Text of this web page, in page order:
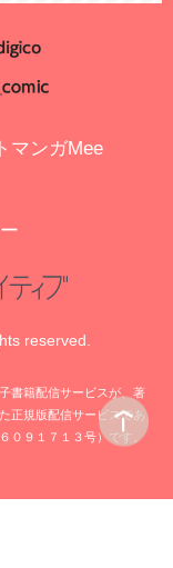
マンガMee
reserved.
書籍配信サービスが、著
正規版配信サービスであ
０９１７１３号）です。